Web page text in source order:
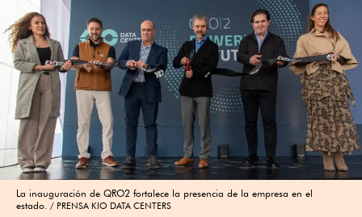
La inauguración de QRO2 fortalece la presencia de la empresa en el
estado.
PRENSA KIO DATA CENTERS